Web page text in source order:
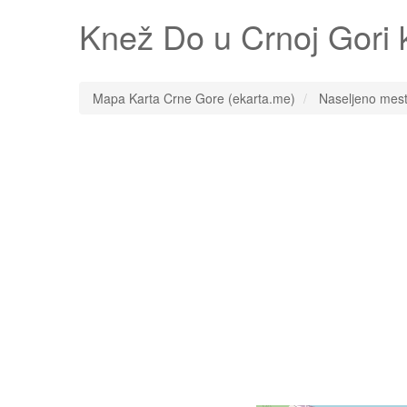
Knež Do u Crnoj Gori
Mapa Karta Crne Gore (ekarta.me) Naseljeno